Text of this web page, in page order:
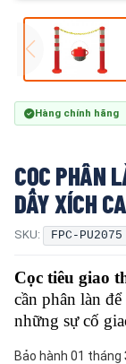
Hàng chính hãng
CỌC PHÂN
DÂY XÍCH
SKU: FPC-PU2075
Cọc tiêu giao
cần phân làn
những sự cố
Bảo hành 01 tháng